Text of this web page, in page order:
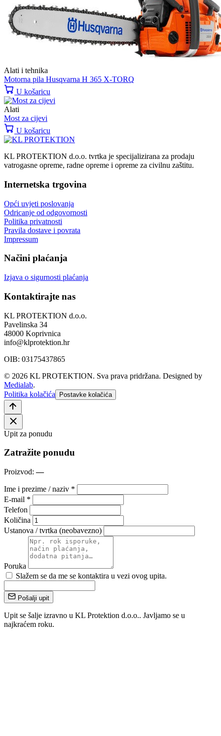
Alati i tehnika
Motorna pila Husqvarna H 365 X-TORQ
U košaricu
Alati
Most za cijevi
U košaricu
KL PROTEKTION d.o.o. tvrtka je specijalizirana za prodaju
vatrogasne opreme, radne opreme i opreme za civilnu zaštitu.
Internetska trgovina
Opći uvjeti poslovanja
Odricanje od odgovornosti
Politika privatnosti
Pravila dostave i povrata
Impressum
Načini plaćanja
Izjava o sigurnosti plaćanja
Kontaktirajte nas
KL PROTEKTION d.o.o.
Pavelinska 34
48000 Koprivnica
info@klprotektion.hr
OIB: 03175437865
© 2026 KL PROTEKTION. Sva prava pridržana. Designed by
Medialab.
Politika kolačića
Postavke kolačića
Upit za ponudu
Zatražite ponudu
Proizvod:—
Ime i prezime / naziv *
E-mail *
Telefon
Količina
Ustanova / tvrtka (neobavezno)
Poruka
Slažem se da me se kontaktira u vezi ovog upita.
Pošalji upit
Upit se šalje izravno u KL Protektion d.o.o.. Javljamo se u
najkraćem roku.